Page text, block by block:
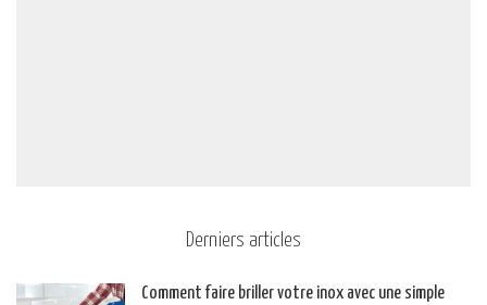
Derniers articles
Comment faire briller votre inox avec une simple